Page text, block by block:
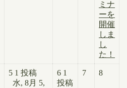
ミナ
ーを
開催
しま
し
た！
5 1 投稿
水, 8月 5,
6 1
投稿
7 8